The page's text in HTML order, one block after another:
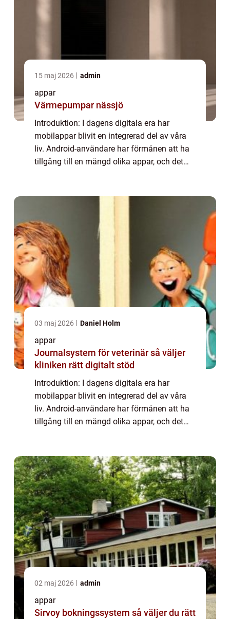
15 maj 2026 admin
appar
Värmepumpar nässjö
Introduktion: I dagens digitala era har
mobilappar blivit en integrerad del av våra
liv. Android-användare har förmånen att ha
tillgång till en mängd olika appar, och det
03 maj 2026 Daniel Holm
appar
Journalsystem för veterinär så väljer
kliniken rätt digitalt stöd
Introduktion: I dagens digitala era har
mobilappar blivit en integrerad del av våra
liv. Android-användare har förmånen att ha
tillgång till en mängd olika appar, och det
02 maj 2026 admin
appar
Sirvoy bokningssystem så väljer du rätt